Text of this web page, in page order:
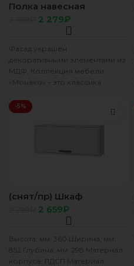
Полка навесная
“Монако” АН-08 ясень
белый/F12
2 279₽
Фасад украшен
декоративными элементами из
МДФ. Коллекция мебели
«Монако» – это классика
и безупречный вкус хозяев
квартиры.
-5%
(снят/пр) Шкаф
настенный (850) с 1 дв.
Лило/Стич ясень анкор
2 659₽
Высота, мм: 360 Ширина, мм:
852 Глубина, мм: 298 Материал
корпуса: ЛДСП Материал